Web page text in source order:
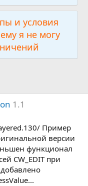
и условия
я не могу
1.1
Пример
версии
функционал
CW_EDIT при